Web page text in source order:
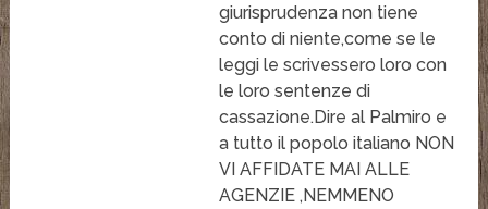
giurisprudenza non tiene
conto di niente,come se le
leggi le scrivessero loro con
le loro sentenze di
cassazione.Dire al Palmiro e
a tutto il popolo italiano NON
VI AFFIDATE MAI ALLE
AGENZIE ,NEMMENO